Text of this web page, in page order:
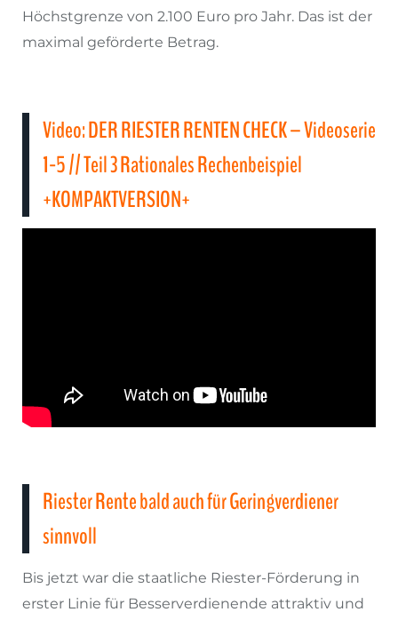
Höchstgrenze von 2.100 Euro pro Jahr. Das ist der
maximal geförderte Betrag.
Video: DER RIESTER RENTEN CHECK – Videoserie
1-5 // Teil 3 Rationales Rechenbeispiel
+KOMPAKTVERSION+
Riester Rente bald auch für Geringverdiener
sinnvoll
Bis jetzt war die staatliche Riester-Förderung in
erster Linie für Besserverdienende attraktiv und